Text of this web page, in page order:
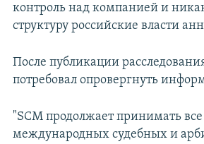
контроль над компанией и
структуру российские власти
После публикации
потребовал опровергнуть
"SCM продолжает принимать
международных судебных и